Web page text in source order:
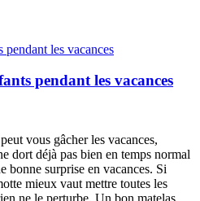
pendant les vacances
vous gâcher les vacances,
dort déjà pas bien en temps normal
bonne surprise en vacances. Si
mieux vaut mettre toutes les
ne le perturbe. Un bon matelas